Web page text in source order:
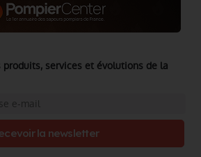
services et évolutions de la
la newsletter